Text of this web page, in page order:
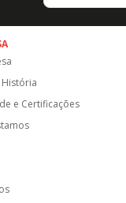
e Certificações